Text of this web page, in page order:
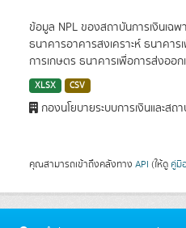
ข้อมูล NPL ของสถาบันการเงินเฉ
ธนาคารอาคารสงเคราะห์ ธนาคา
การเกษตร ธนาคารเพื่อการส่งออก
XLSX CSV
กองนโยบายระบบการเงินและสถ
คุณสามารถเข้าถึงคลังทาง API (ให้ดู คู่มื